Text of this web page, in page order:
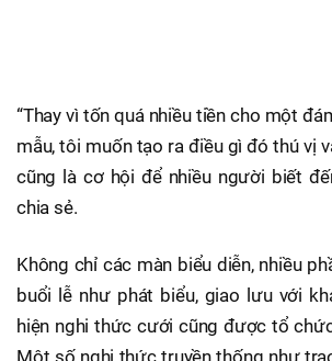
“Thay vì tốn quá nhiều tiền cho một
mẫu, tôi muốn tạo ra điều gì đó thú vị
cũng là cơ hội để nhiều người biết
chia sẻ.
Không chỉ các màn biểu diễn, nhiều
buổi lễ như phát biểu, giao lưu với
hiện nghi thức cưới cũng được tổ
Một số nghi thức truyền thống như